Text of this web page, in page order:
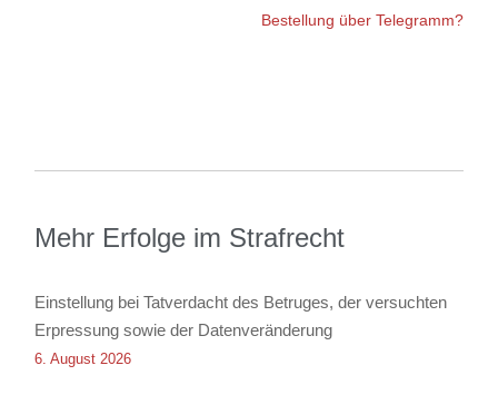
Bestellung über Telegramm?
Mehr Erfolge im Strafrecht
Einstellung bei Tatverdacht des Betruges, der versuchten
Erpressung sowie der Datenveränderung
6. August 2026